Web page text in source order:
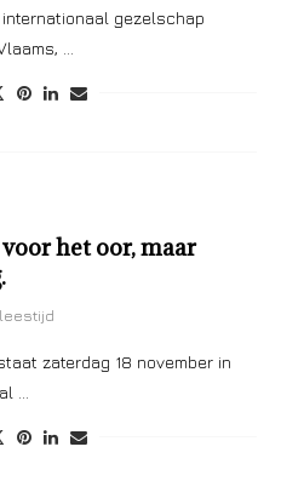
gezelschap
…
het oor, maar
zaterdag 18 november in
…